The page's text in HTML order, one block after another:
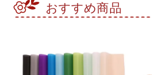
おすすめ商品